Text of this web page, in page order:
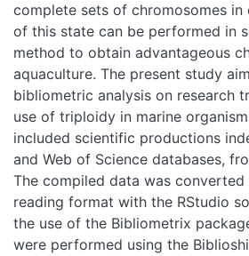
trends related to the use of triploidy
The analysis included scientific
Scopus and Web of Science
The compiled data was converted to
format with the RStudio software
Bibliometrix package. The analyzes
the Biblioshiny tool. A total of 190
78 different journals were obtained,
619 authors and collaboration
For the period analyzed, there was an
publications of 7.36%. Canada, the
Norway were the countries with the